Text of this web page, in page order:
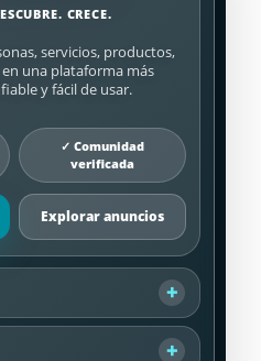
CRECE.
servicios, productos,
una plataforma más
y fácil de usar.
✓ Comunidad
verificada
Explorar anuncios